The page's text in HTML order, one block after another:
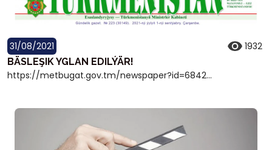
31/08/2021 1932
BÄSLEŞIK YGLAN EDILÝÄR!
https://metbugat.gov.tm/newspaper?id=6842...